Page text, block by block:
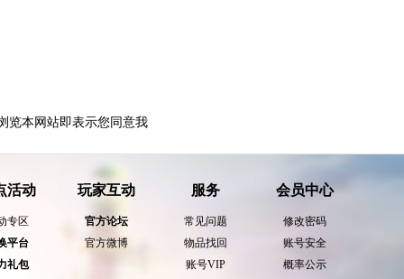
览本网站即表示您同意我
活动
专区
平台
礼包
玩家互动
官方论坛
官方微博
服务
常见问题
物品找回
账号VIP
会员中心
修改密码
账号安全
概率公示